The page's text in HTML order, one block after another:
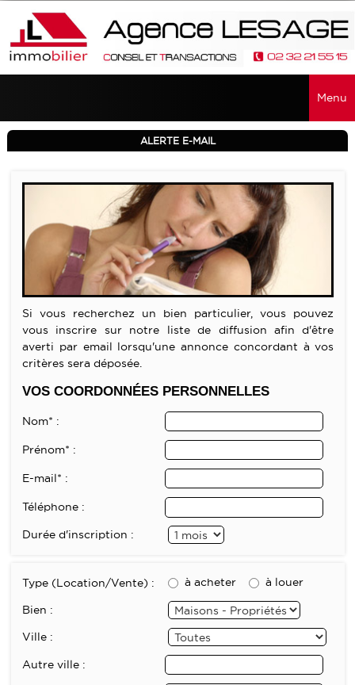
Menu
TOUTES LES VENTES
MAISONS - PROPRIÉTÉS
APPARTEMENTS
TERRAINS
FONDS DE COMMERCE
RECHERCHER
SERVICES
ALERTE E-MAIL
ESTIMATION
CALCULETTE
CONTACT
ALERTE E-MAIL
Si vous recherchez un bien particulier, vous pouvez
vous inscrire sur notre liste de diffusion afin d'être
averti par email lorsqu'une annonce concordant à vos
critères sera déposée.
VOS COORDONNÉES PERSONNELLES
Nom* :
Prénom* :
E-mail* :
Téléphone :
Durée d'inscription :
Type (Location/Vente) : à acheter
à louer
Bien :
Ville :
Autre ville :